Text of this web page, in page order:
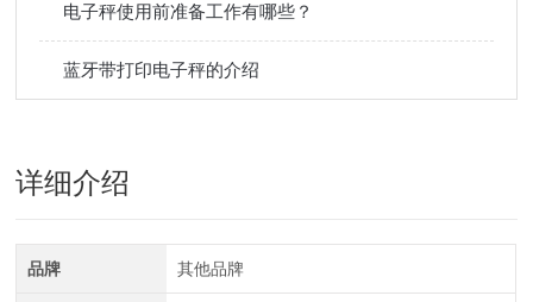
电子秤使用前准备工作有哪些？
蓝牙带打印电子秤的介绍
详细介绍
品牌 其他品牌